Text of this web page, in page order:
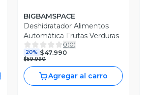
BIGBAMSPACE
Deshidratador Alimentos
Automática Frutas Verduras
0(0)
20% $47.990
$59.990
Agregar al carro